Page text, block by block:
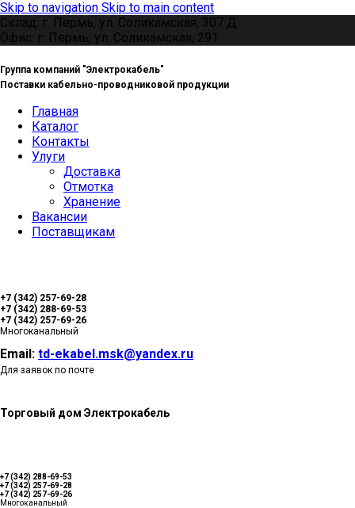
Skip to navigation Skip to main content
Склад: г. Пермь, ул. Соликамская, 307 Д
Офис: г. Пермь, ул. Соликамская, 291
Группа компаний "Электрокабель"
Поставки кабельно-проводниковой продукции
Главная
Каталог
Контакты
Улуги
Доставка
Отмотка
Хранение
Вакансии
Поставщикам
+7 (342) 257-69-28
+7 (342) 288-69-53
+7 (342) 257-69-26
Многоканальный
Email: td-ekabel.msk@yandex.ru
Для заявок по почте
Торговый дом Электрокабель
+7 (342) 288-69-53
+7 (342) 257-69-28
+7 (342) 257-69-26
Многоканальный